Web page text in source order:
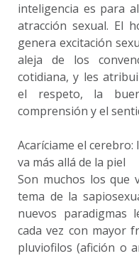
inteligencia es para
atracción sexual. El
genera excitación
aleja de los
cotidiana, y les
el respeto, la
comprensión y el
Acaríciame el
va más allá de la piel
Son muchos los que
tema de la
nuevos paradigmas
cada vez con mayor
pluviofilos (afición o